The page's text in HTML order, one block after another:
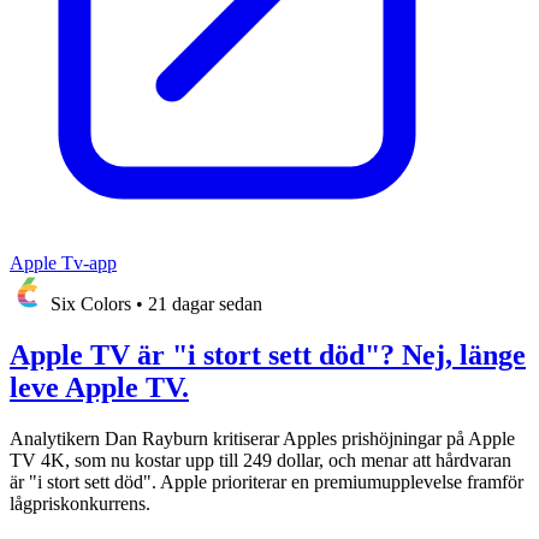
Apple Tv-app
Six Colors • 21 dagar sedan
Apple TV är "i stort sett död"? Nej, länge
leve Apple TV.
Analytikern Dan Rayburn kritiserar Apples prishöjningar på Apple
TV 4K, som nu kostar upp till 249 dollar, och menar att hårdvaran
är "i stort sett död". Apple prioriterar en premiumupplevelse framför
lågpriskonkurrens.